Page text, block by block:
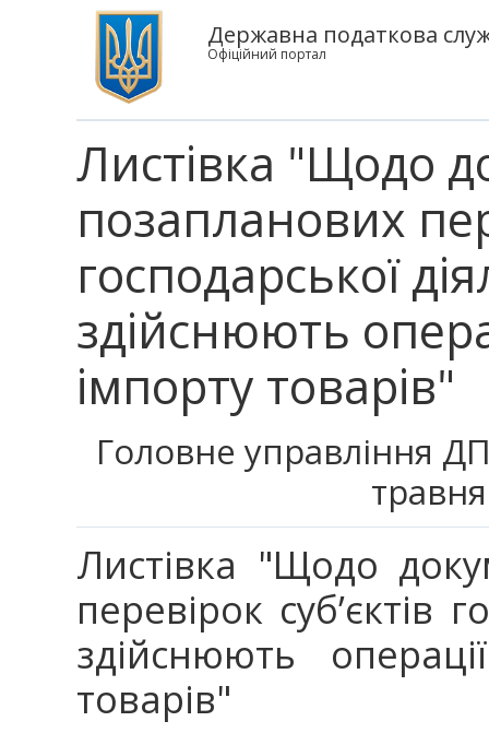
Державна податкова
Офіційний портал
Листівка "Щодо
позапланових
господарської
здійснюють
імпорту товарів"
Головне управління
Листівка "Щодо
перевірок суб’єктів
здійснюють
товарів"